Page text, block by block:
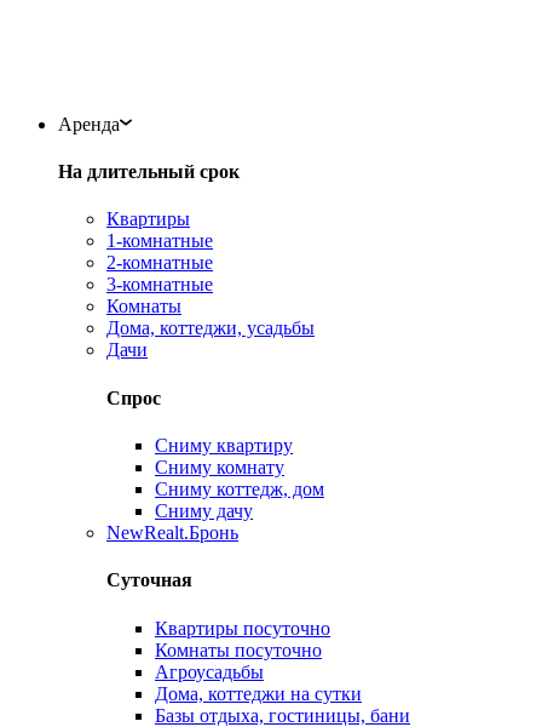
Аренда
На длительный срок
Квартиры
1-комнатные
2-комнатные
3-комнатные
Комнаты
Дома, коттеджи, усадьбы
Дачи
Спрос
Сниму квартиру
Сниму комнату
Сниму коттедж, дом
Сниму дачу
NewRealt.Бронь
Суточная
Квартиры посуточно
Комнаты посуточно
Агроусадьбы
Дома, коттеджи на сутки
Базы отдыха, гостиницы, бани